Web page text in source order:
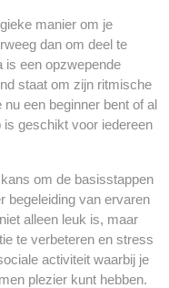
manier om je
dan om deel te
is een opzwepende
staat om zijn ritmische
een beginner bent of al
geschikt voor iedereen
om de basisstappen
begeleiding van ervaren
alleen leuk is, maar
te verbeteren en stress
activiteit waarbij je
plezier kunt hebben.